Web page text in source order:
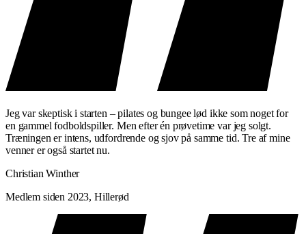
PRAKTISK INFORMATION
Niveau: Alle niveauer
Varighed: 50 minutter
Østerbro
Jeg var skeptisk i starten – pilates og bungee lød ikke som noget for
en gammel fodboldspiller. Men efter én prøvetime var jeg solgt.
Træningen er intens, udfordrende og sjov på samme tid. Tre af mine
venner er også startet nu.
Christian Winther
Medlem siden 2023, Hillerød